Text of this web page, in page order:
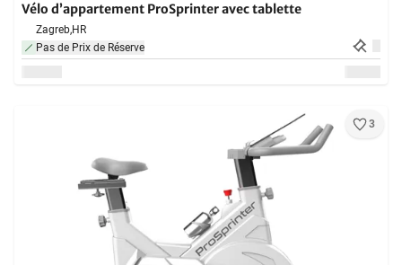
Vélo d’appartement ProSprinter avec tablette
Zagreb,HR
Pas de Prix de Réserve
3